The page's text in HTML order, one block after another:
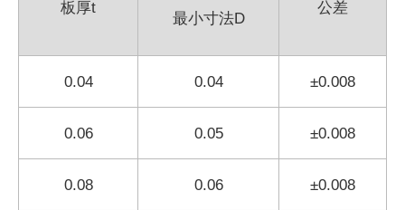
板厚t
最小寸法D
公差
0.04 0.04 ±0.008
0.06 0.05 ±0.008
0.08 0.06 ±0.008